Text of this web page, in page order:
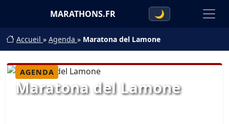
MARATHONS.FR 🌙
Accueil » Agenda » Maratona del Lamone
AGENDA
Maratona del Lamone